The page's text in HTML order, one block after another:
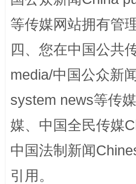
站台名比不上好声名
漫山遍野的桃花与雪山、麦地、白藏
等传媒网站拥有管
四、您在中国公共
media/中国公众新
system news等传
媒、中国全民传媒
中国法制新闻
引用。